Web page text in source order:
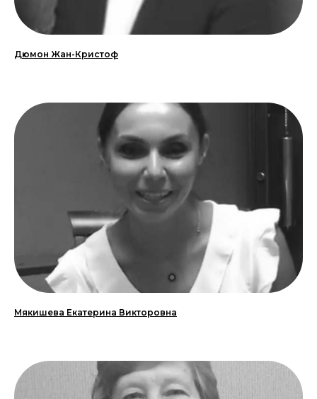
Дюмон Жан-Кристоф
Мякишева Екатерина Викторовна